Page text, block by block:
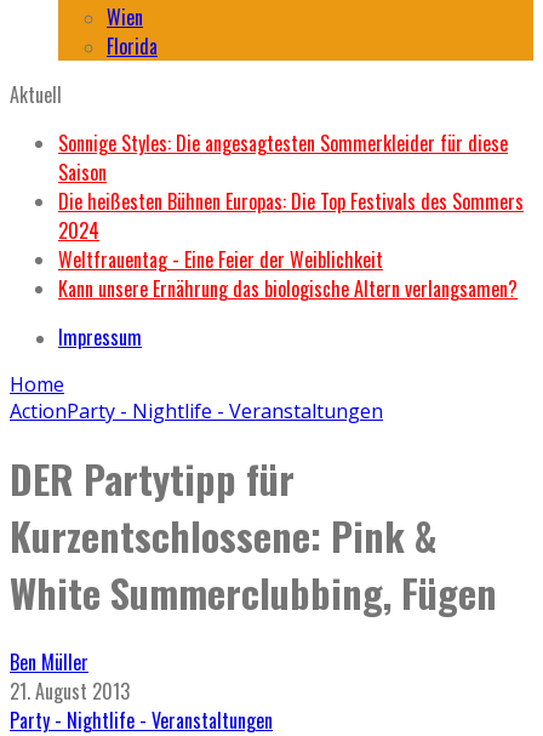
Wien
Florida
Aktuell
Sonnige Styles: Die angesagtesten Sommerkleider für diese
Saison
Die heißesten Bühnen Europas: Die Top Festivals des Sommers
2024
Weltfrauentag - Eine Feier der Weiblichkeit
Kann unsere Ernährung das biologische Altern verlangsamen?
Impressum
Home
ActionParty - Nightlife - Veranstaltungen
DER Partytipp für
Kurzentschlossene: Pink &
White Summerclubbing, Fügen
Ben Müller
21. August 2013
Party - Nightlife - Veranstaltungen